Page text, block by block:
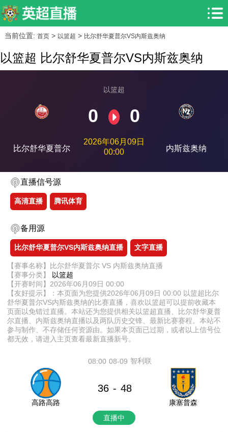
当前位置: 首页> 以篮超 > 比尔舒华夏普尔VS内斯兹奥纳
以篮超 比尔舒华夏普尔VS内斯兹奥纳
比尔舒华夏普尔
以篮超
0 0
2026年06月09日
00:00
内斯兹奥纳
直播信号源
高清直播 腾讯体育
备用源
比尔舒华夏普尔VS内斯兹奥纳直播 文字直播
【赛事名称】比尔舒华夏普尔 VS 内斯兹奥纳直播
【赛事分类】
以篮超
【开赛时间】2026年06月09日 00:00
【友好提示】：本页面为您提供2026年06月09日 00:00 以篮超比尔
舒华夏普尔VS内斯兹奥纳的比赛直播，喜欢以篮超可以提前收藏本
页面以免错过直播。本站还为您提供相关以篮超直播、比尔舒华夏普
尔直播、内斯兹奥纳直播以及两队历史交锋、最新比赛赛程。本站不
参与制作、不存储任何资源由。如果本页面已过期，或者以上信号位
都无效，请进入主页查看最新直播新号。
08-09
08:00 智利联
高路高路
36 - 48
康塞普森
直播中